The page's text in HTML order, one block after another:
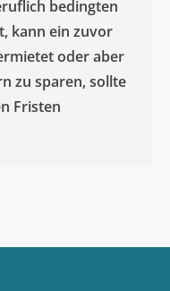
bedingten
kann ein zuvor
oder aber
zu sparen, sollte
Fristen